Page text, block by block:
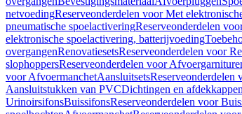
netvoedingReserveonderdelen voor Met
pneumatische spoelactiveringReserveonderdelen
elektronische spoelactivering, batterijvoeding
overgangenRenovatiesetsReserveonderdelen voor
slophoppersReserveonderdelen voor
voor AfvoermanchetAansluitsetsReserveonderdelen
Aansluitstukken van PVCDichtingen en afdekkappen
UrinoirsifonsBuissifonsReserveonderdelen voor